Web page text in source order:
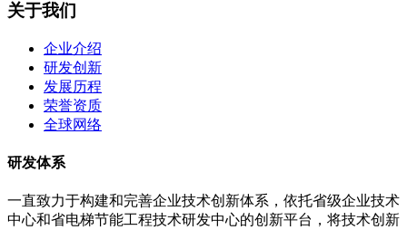
关于我们
企业介绍
研发创新
发展历程
荣誉资质
全球网络
研发体系
一直致力于构建和完善企业技术创新体系，依托省级企业技术
中心和省电梯节能工程技术研发中心的创新平台，将技术创新